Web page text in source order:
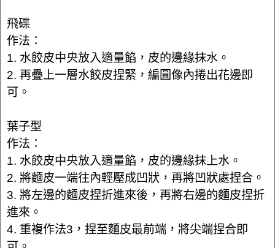
飛碟
作法：
1. 水餃皮中央放入適量餡，皮的邊緣抹水。
2. 再疊上一層水餃皮捏緊，編圓像內捲出花邊即
可。
葉子型
作法：
1. 水餃皮中央放入適量餡，皮的邊緣抹上水。
2. 將麵皮一端往內輕壓成凹狀，再將凹狀處捏合。
3. 將左邊的麵皮捏折進來後，再將右邊的麵皮捏折
進來。
4. 重複作法3，捏至麵皮最前端，將尖端捏合即